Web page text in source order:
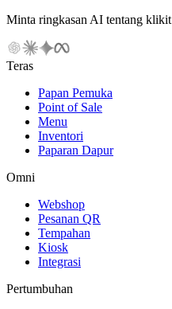
Minta ringkasan AI tentang klikit
Teras
Papan Pemuka
Point of Sale
Menu
Inventori
Paparan Dapur
Omni
Webshop
Pesanan QR
Tempahan
Kiosk
Integrasi
Pertumbuhan